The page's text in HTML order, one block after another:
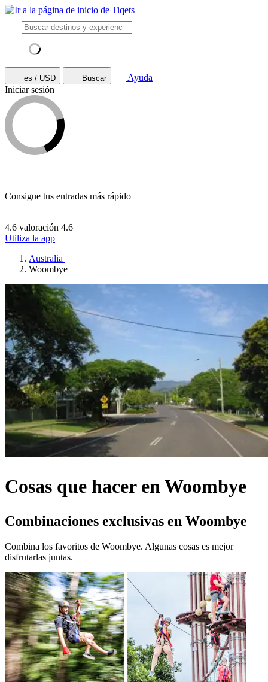
es / USD Buscar
Ayuda
Iniciar sesión
Consigue tus entradas más rápido
4.6 valoración 4.6
Utiliza la app
Australia
Woombye
Cosas que hacer en Woombye
Combinaciones exclusivas en Woombye
Combina los favoritos de Woombye. Algunas cosas es mejor
disfrutarlas juntas.